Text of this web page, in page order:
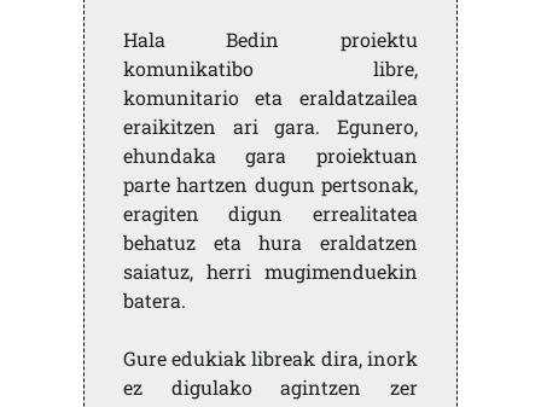
Hala Bedin proiektu
komunikatibo libre,
komunitario eta eraldatzailea
eraikitzen ari gara. Egunero,
ehundaka gara proiektuan
parte hartzen dugun pertsonak,
eragiten digun errealitatea
behatuz eta hura eraldatzen
saiatuz, herri mugimenduekin
batera.
Gure edukiak libreak dira, inork
ez digulako agintzen zer